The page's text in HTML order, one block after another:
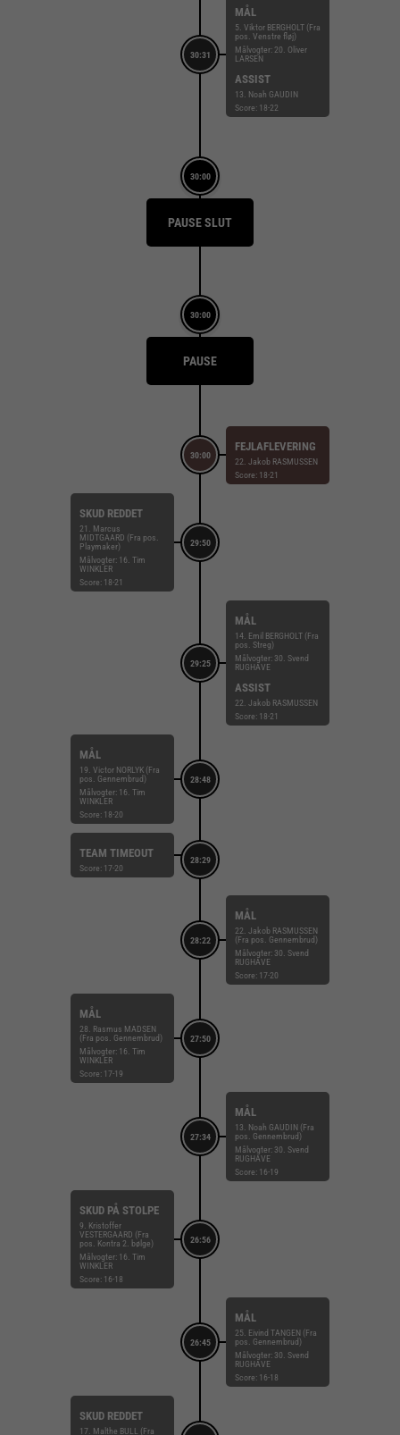
30:31
MÅL
5. Viktor BERGHOLT (Fra
pos. Venstre fløj)
Målvogter: 20. Oliver
LARSEN
ASSIST
13. Noah GAUDIN
Score: 18-22
30:00
PAUSE SLUT
30:00
PAUSE
30:00
FEJLAFLEVERING
22. Jakob RASMUSSEN
Score: 18-21
29:50
SKUD REDDET
21. Marcus
MIDTGAARD (Fra pos.
Playmaker)
Målvogter: 16. Tim
WINKLER
Score: 18-21
29:25
MÅL
14. Emil BERGHOLT (Fra
pos. Streg)
Målvogter: 30. Svend
RUGHAVE
ASSIST
22. Jakob RASMUSSEN
Score: 18-21
28:48
MÅL
19. Victor NORLYK (Fra
pos. Gennembrud)
Målvogter: 16. Tim
WINKLER
Score: 18-20
28:29
TEAM TIMEOUT
Score: 17-20
28:22
MÅL
22. Jakob RASMUSSEN
(Fra pos. Gennembrud)
Målvogter: 30. Svend
RUGHAVE
Score: 17-20
27:50
MÅL
28. Rasmus MADSEN
(Fra pos. Gennembrud)
Målvogter: 16. Tim
WINKLER
Score: 17-19
27:34
MÅL
13. Noah GAUDIN (Fra
pos. Gennembrud)
Målvogter: 30. Svend
RUGHAVE
Score: 16-19
26:56
SKUD PÅ STOLPE
9. Kristoffer
VESTERGAARD (Fra
pos. Kontra 2. bølge)
Målvogter: 16. Tim
WINKLER
Score: 16-18
26:45
MÅL
25. Eivind TANGEN (Fra
pos. Gennembrud)
Målvogter: 30. Svend
RUGHAVE
Score: 16-18
SKUD REDDET
17. Malthe BULL (Fra